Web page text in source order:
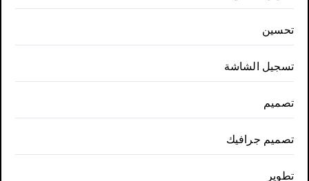
تحسين
تسجيل الشاشة
تصميم
تصميم جرافيك
تطوير